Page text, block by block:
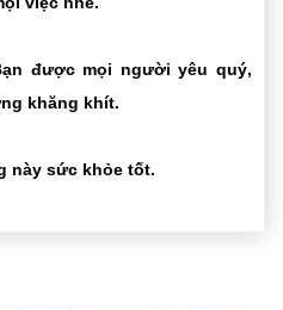
được mọi người yêu quý,
khăng khít.
này sức khỏe tốt.